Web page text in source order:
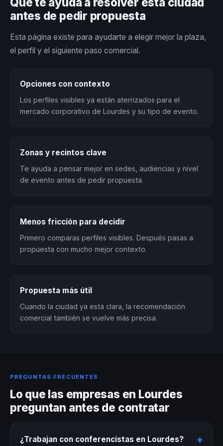
antes de pedir propuesta
Esta página existe para ayudarte a elegir mejor la plaza,
el perfil y el siguiente paso comercial.
Opciones con contexto
Los perfiles visibles ya están aterrizados para el
mercado corporativo de Lourdes y su tipo de evento.
Zonas y recintos clave
Te ayuda a pensar mejor en sedes, audiencias y nivel
de evento antes de pedir propuesta.
Menos fricción para decidir
Primero comparas perfiles visibles. Después pasas a
propuesta con mucho mejor contexto.
Propuesta más útil
Cuando la ciudad ya está clara, la recomendación
comercial también se vuelve más precisa.
PREGUNTAS FRECUENTES
Lo que las empresas en Lourdes
preguntan antes de contratar
¿Trabajan con conferencistas en Lourdes? +